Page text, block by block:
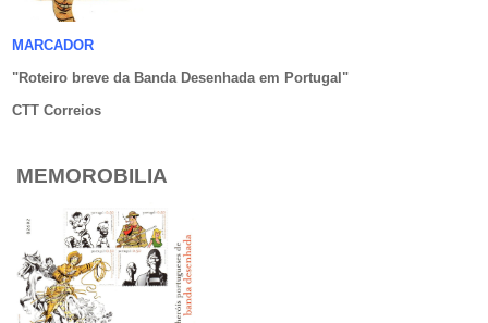
MARCADOR
"Roteiro breve da Banda Desenhada em Portugal "
CTT Correios
MEMOROBILIA